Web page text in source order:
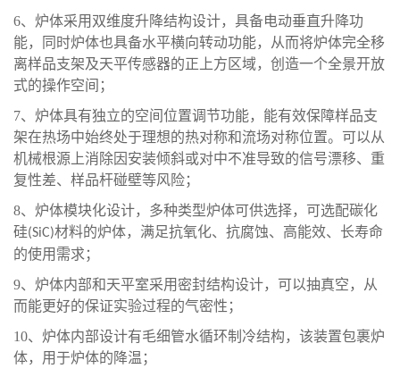
6、 炉体采用双维度升降结构设计，具备电动垂直升降功
能，同时炉体也具备水平横向转动功能，从而将炉体完全移
离样品支架及天平传感器的正上方区域，创造一个全景开放
式的操作空间 ；
7、 炉体具有独立的空间位置调节功能，能有效保障样品支
架在热场中始终处于理想的热对称和流场对称位置。可以从
机械根源上消除因安装倾斜或对中不准导致的信号漂移、重
复性差、样品杆碰壁等风险；
8、 炉体模块化设计，多种类型炉体可供选择，可选配碳化
硅(SiC)材料的炉体，满足抗氧化、抗腐蚀、高能效、长寿命
的使用需求；
9、 炉体内部和天平室采用密封结构设计，可以抽真空，从
而能更好的保证实验过程的气密性；
10、 炉体内部设计有毛细管水循环制冷结构，该装置包裹炉
体，用于炉体的降温；